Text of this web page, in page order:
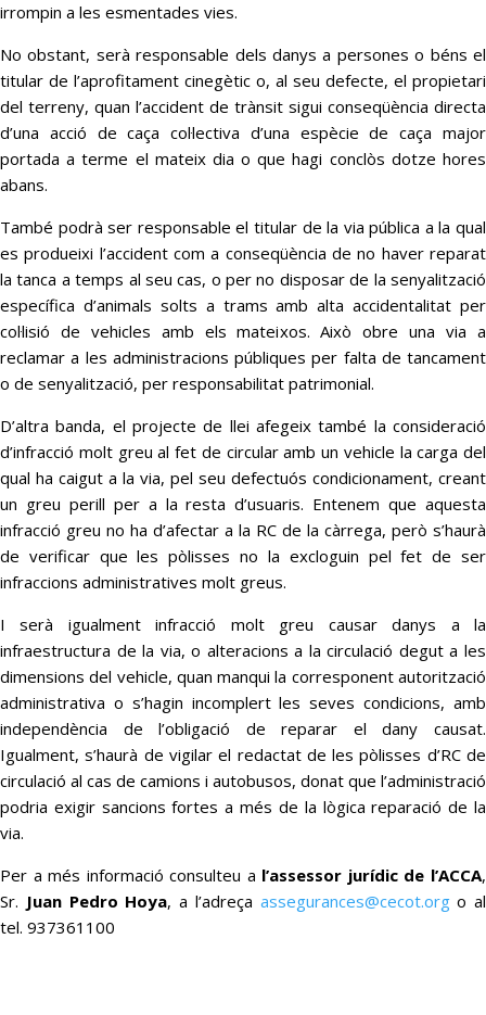
irrompin a les esmentades vies.
No obstant, serà responsable dels danys a persones o béns el
titular de l’aprofitament cinegètic o, al seu defecte, el propietari
del terreny, quan l’accident de trànsit sigui conseqüència directa
d’una acció de caça col·lectiva d’una espècie de caça major
portada a terme el mateix dia o que hagi conclòs dotze hores
abans.
També podrà ser responsable el titular de la via pública a la qual
es produeixi l’accident com a conseqüència de no haver reparat
la tanca a temps al seu cas, o per no disposar de la senyalització
específica d’animals solts a trams amb alta accidentalitat per
col·lisió de vehicles amb els mateixos. Això obre una via a
reclamar a les administracions públiques per falta de tancament
o de senyalització, per responsabilitat patrimonial.
D’altra banda, el projecte de llei afegeix també la consideració
d’infracció molt greu al fet de circular amb un vehicle la carga del
qual ha caigut a la via, pel seu defectuós condicionament, creant
un greu perill per a la resta d’usuaris. Entenem que aquesta
infracció greu no ha d’afectar a la RC de la càrrega, però s’haurà
de verificar que les pòlisses no la excloguin pel fet de ser
infraccions administratives molt greus.
I serà igualment infracció molt greu causar danys a la
infraestructura de la via, o alteracions a la circulació degut a les
dimensions del vehicle, quan manqui la corresponent autorització
administrativa o s’hagin incomplert les seves condicions, amb
independència de l’obligació de reparar el dany causat.
Igualment, s’haurà de vigilar el redactat de les pòlisses d’RC de
circulació al cas de camions i autobusos, donat que l’administració
podria exigir sancions fortes a més de la lògica reparació de la
via.
Per a més informació consulteu a l’assessor jurídic de l’ACCA,
Sr. Juan Pedro Hoya, a l’adreça assegurances@cecot.orgo al
tel. 937361100